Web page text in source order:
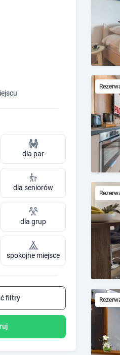
dla par
dla seniorów
dla grup
spokojne miejsce
filtry